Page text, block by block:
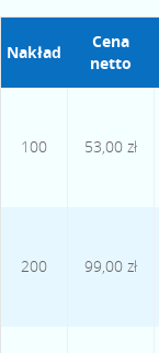
Nakład
Cena
netto
100 53,00 zł
200 99,00 zł